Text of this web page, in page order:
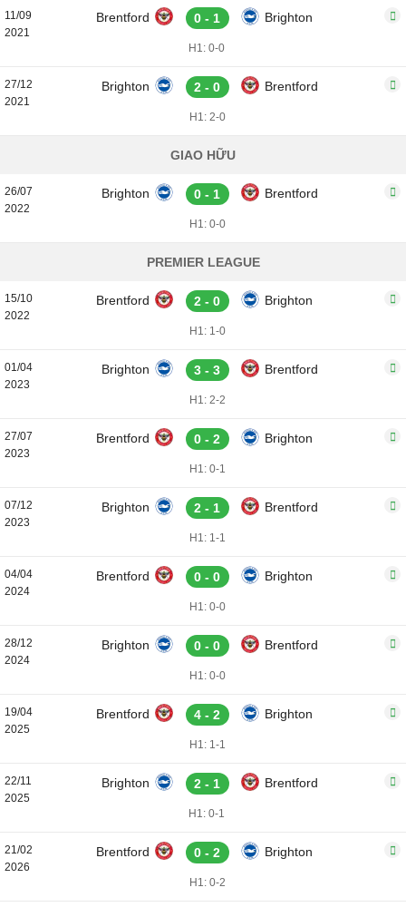
11/09
2021
Brentford 0 - 1 Brighton
H1: 0-0
27/12
2021
Brighton 2 - 0 Brentford
H1: 2-0
GIAO HỮU
26/07
2022
Brighton 0 - 1 Brentford
H1: 0-0
PREMIER LEAGUE
15/10
2022
Brentford 2 - 0 Brighton
H1: 1-0
01/04
2023
Brighton 3 - 3 Brentford
H1: 2-2
27/07
2023
Brentford 0 - 2 Brighton
H1: 0-1
07/12
2023
Brighton 2 - 1 Brentford
H1: 1-1
04/04
2024
Brentford 0 - 0 Brighton
H1: 0-0
28/12
2024
Brighton 0 - 0 Brentford
H1: 0-0
19/04
2025
Brentford 4 - 2 Brighton
H1: 1-1
22/11
2025
Brighton 2 - 1 Brentford
H1: 0-1
21/02
2026
Brentford 0 - 2 Brighton
H1: 0-2